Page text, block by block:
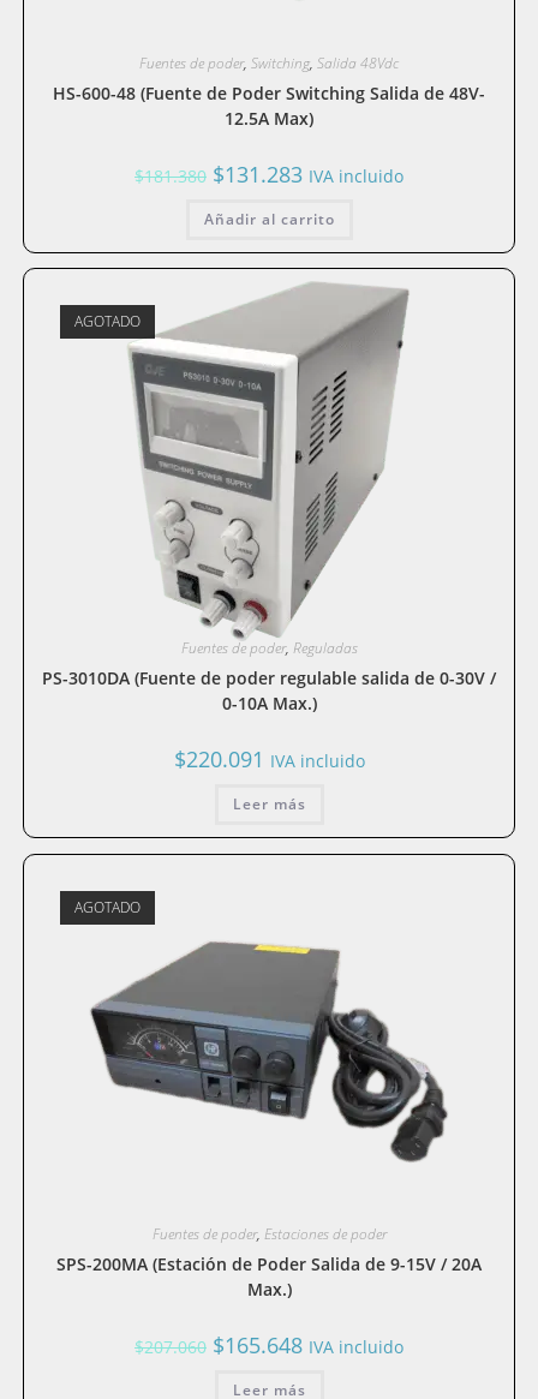
Fuentes de poder, Switching, Salida 48Vdc
HS-600-48 (Fuente de Poder Switching Salida de 48V-
12.5A Max)
$181.380 El
precio
era:
$131.283 El
precio
es:
IVA incluido
Añadir al carrito
AGOTADO
Fuentes de poder, Reguladas
PS-3010DA (Fuente de poder regulable salida de 0-30V /
0-10A Max.)
$220.091 IVA incluido
Leer más
AGOTADO
Fuentes de poder, Estaciones de poder
SPS-200MA (Estación de Poder Salida de 9-15V / 20A
Max.)
$207.060 El
precio
era:
$165.648 El
precio
es:
IVA incluido
Leer más